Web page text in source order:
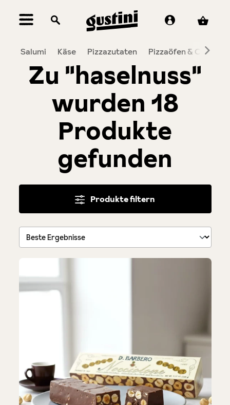
springen
Salumi Käse Pizzazutaten Pizzaöfen & Co.
Zu "haselnuss"
wurden 18
Produkte
gefunden
Produkte filtern